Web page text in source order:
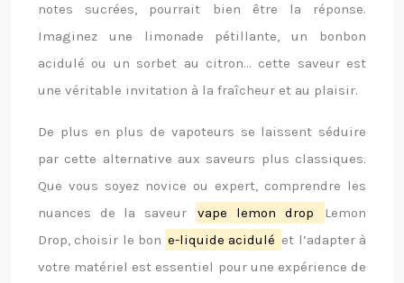
notes sucrées, pourrait bien être la réponse.
Imaginez une limonade pétillante, un bonbon
acidulé ou un sorbet au citron… cette saveur est
une véritable invitation à la fraîcheur et au plaisir.
De plus en plus de vapoteurs se laissent séduire
par cette alternative aux saveurs plus classiques.
Que vous soyez novice ou expert, comprendre les
nuances de la saveur
vape lemon drop
Lemon
Drop, choisir le bon e-liquide acidulé et l’adapter à
votre matériel est essentiel pour une expérience de